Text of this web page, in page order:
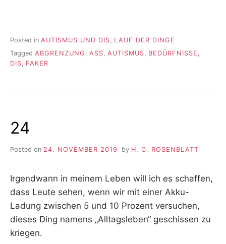
Posted in AUTISMUS UND DIS
LAUF DER DINGE
Tagged ABGRENZUNG , ASS, AUTISMUS, BEDÜRFNISSE ,
DIS, FAKER
24
Posted on 24. NOVEMBER 2019 by H. C. ROSENBLATT
Irgendwann in meinem Leben will ich es schaffen,
dass Leute sehen, wenn wir mit einer Akku-
Ladung zwischen 5 und 10 Prozent versuchen,
dieses Ding namens „Alltagsleben“ geschissen zu
kriegen.